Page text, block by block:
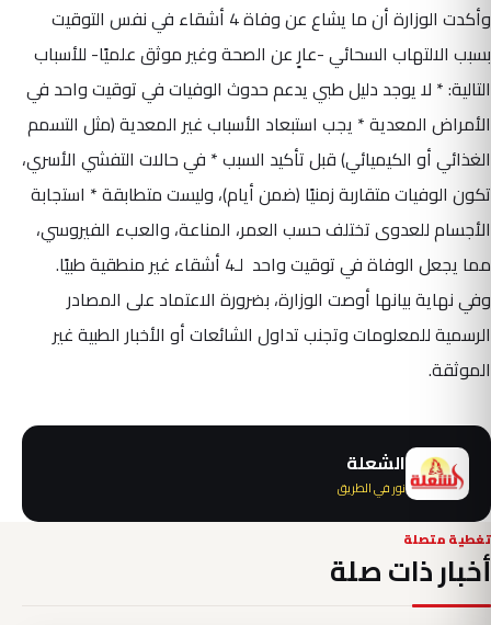
وأكدت الوزارة أن ما يشاع عن وفاة 4 أشقاء في نفس التوقيت
بسبب الالتهاب السحائي -عارٍ عن الصحة وغير موثق علميًا- للأسباب
التالية: * لا يوجد دليل طبي يدعم حدوث الوفيات في توقيت واحد في
الأمراض المعدية * يجب استبعاد الأسباب غير المعدية (مثل التسمم
الغذائي أو الكيميائي) قبل تأكيد السبب * في حالات التفشي الأسري،
تكون الوفيات متقاربة زمنيًا (ضمن أيام)، وليست متطابقة * استجابة
الأجسام للعدوى تختلف حسب العمر، المناعة، والعبء الفيروسي،
وفي نهاية بيانها أوصت الوزارة، بضرورة الاعتماد على المصادر
الرسمية للمعلومات وتجنب تداول الشائعات أو الأخبار الطبية غير
الموثقة.
الشعلة
نور في الطريق
تغطية متصلة
أخبار ذات صلة